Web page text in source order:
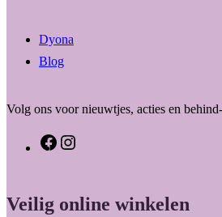
Dyona
Blog
Volg ons voor nieuwtjes, acties en
F
e
t
Veilig online winkelen